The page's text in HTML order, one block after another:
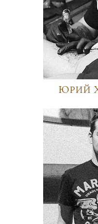
Юрий